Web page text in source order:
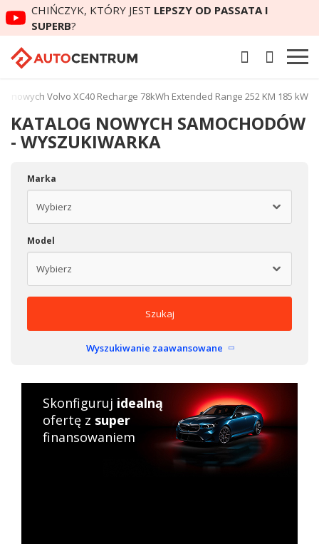
CHIŃCZYK, KTÓRY JEST LEPSZY OD PASSATA I
SUPERB?
nowych Volvo XC40 Recharge 78kWh Extended Range 252 KM 185 kW
KATALOG NOWYCH SAMOCHODÓW
- WYSZUKIWARKA
Marka
Model
Szukaj
Wyszukiwanie zaawansowane
Skonfiguruj idealną
ofertę z super
finansowaniem